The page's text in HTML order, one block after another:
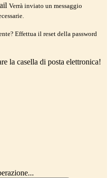
Verrà inviato un messaggio
Effettua il reset della password
la casella di posta elettronica!